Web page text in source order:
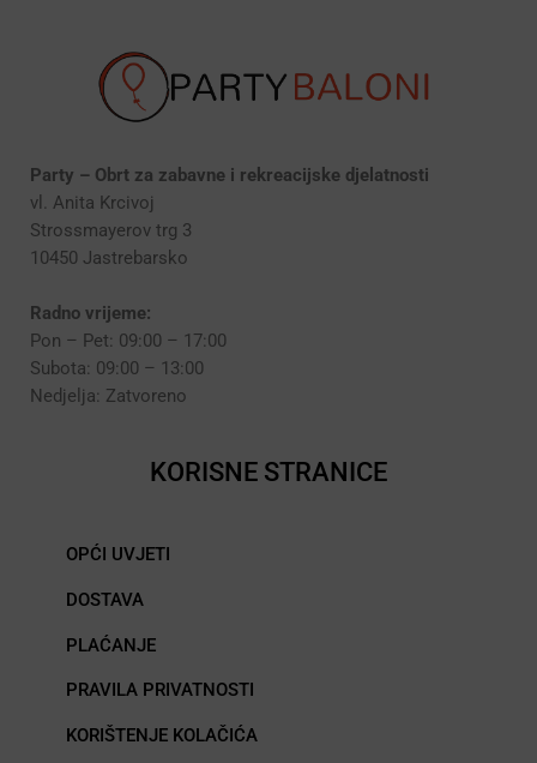
Party – Obrt za zabavne i rekreacijske djelatnosti
vl. Anita Krcivoj
Strossmayerov trg 3
10450 Jastrebarsko
Radno vrijeme:
Pon – Pet: 09:00 – 17:00
Subota: 09:00 – 13:00
Nedjelja: Zatvoreno
KORISNE STRANICE
OPĆI UVJETI
DOSTAVA
PLAĆANJE
PRAVILA PRIVATNOSTI
KORIŠTENJE KOLAČIĆA